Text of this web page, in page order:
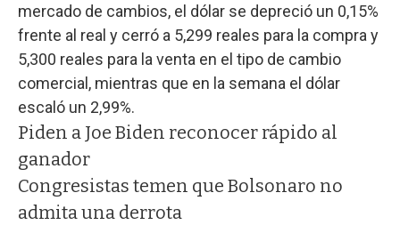
mercado de cambios, el dólar se depreció un 0,15%
frente al real y cerró a 5,299 reales para la compra y
5,300 reales para la venta en el tipo de cambio
comercial, mientras que en la semana el dólar
escaló un 2,99%.
Piden a Joe Biden reconocer rápido al
ganador
Congresistas temen que Bolsonaro no
admita una derrota